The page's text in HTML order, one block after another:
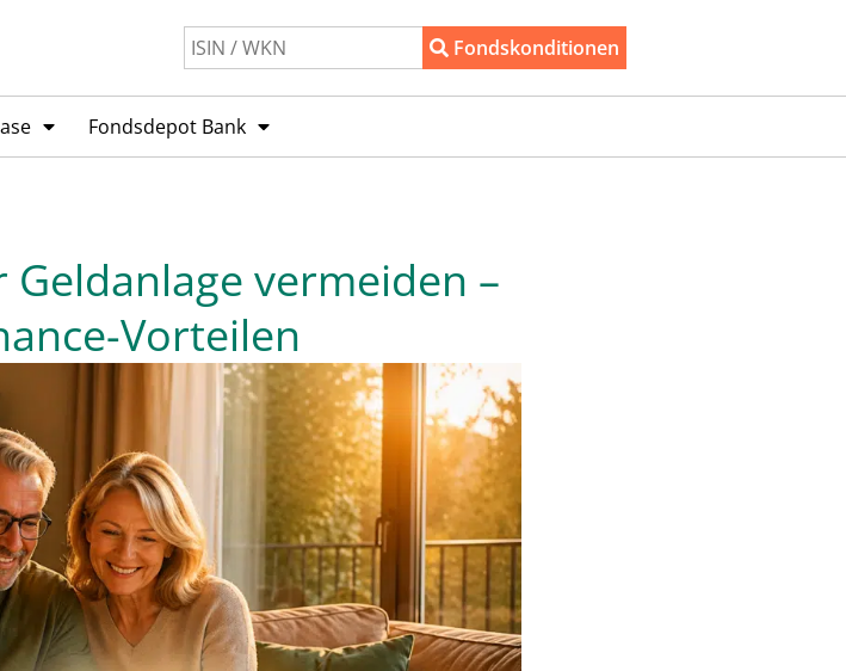
Fondskonditionen
Fondsdepot Bank
vermeiden –
Vorteilen